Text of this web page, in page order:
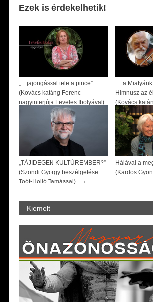
Ezek is érdekelhetik!
„…jajongással tele a pince”
(Kovács katáng Ferenc
nagyinterjúja Leveles Ibolyával)
… a
Himnusz az
(Kovács
beszélgetése
→
„TÁJIDEGEN KULTÚREMBER?”
(Szondi György beszélgetése
Toót-Holló Tamással)→
Hálával a
(Kardos
Kiemelt